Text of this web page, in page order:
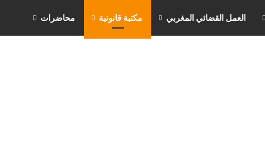
العمل القضائي المغربي مكتبة قانونية محاضرات